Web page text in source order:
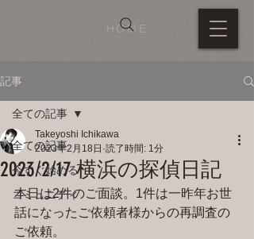
HOME
記事
全ての記事
今すぐ始める
コミュニティ
全ての記事
2023/2/17 横浜の探偵日記
Takeyoshi Ichikawa
2023年2月18日 読了時間: 1分
本日は2件のご面談。1件は一昨年お世
話になったご依頼者様からの再調査の
ご依頼。